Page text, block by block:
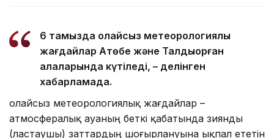
6 тамызда қолайсыз метеорологиялық
жағдайлар Ақтөбе және Талдықорған
қалаларында күтіледі, – делінген
хабарламада.
Қолайсыз метеорологиялық жағдайлар –
атмосфералық ауаның беткі қабатында зиянды
(ластаушы) заттардың шоғырлануына ықпал ететін